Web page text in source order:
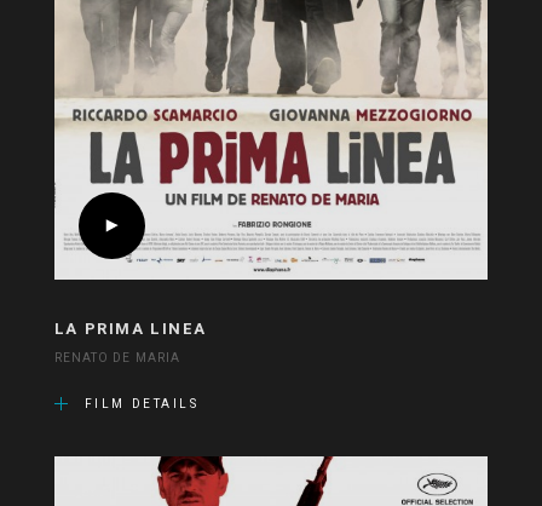
LA PRIMA LINEA
RENATO DE MARIA
FILM DETAILS